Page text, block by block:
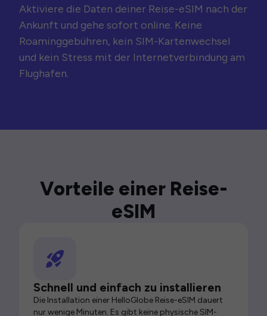
Aktiviere die Daten deiner Reise-eSIM nach der
Ankunft und gehe sofort online. Keine
Roaminggebühren, kein SIM-Kartenwechsel
und kein Stress mit der Internetverbindung am
Flughafen.
Vorteile einer Reise-
eSIM
Schnell und einfach zu installieren
Die Installation einer HelloGlobe Reise-eSIM dauert
nur wenige Minuten. Es gibt keine physische SIM-